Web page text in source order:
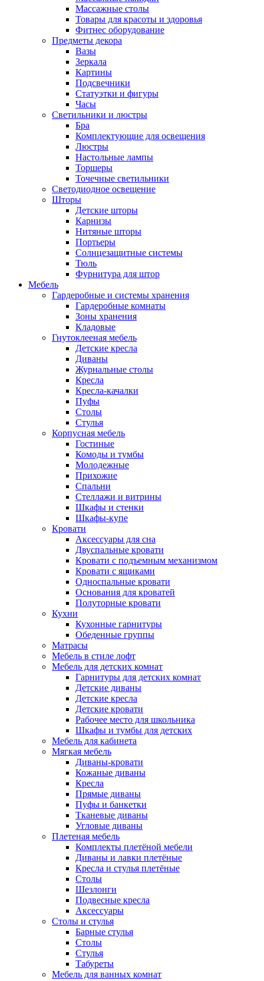
Массажные столы
Товары для красоты и здоровья
Фитнес оборудование
Предметы декора
Вазы
Зеркала
Картины
Подсвечники
Статуэтки и фигуры
Часы
Светильники и люстры
Бра
Комплектующие для освещения
Люстры
Настольные лампы
Торшеры
Точечные светильники
Светодиодное освещение
Шторы
Детские шторы
Карнизы
Нитяные шторы
Портьеры
Солнцезащитные системы
Тюль
Фурнитура для штор
Мебель
Гардеробные и системы хранения
Гардеробные комнаты
Зоны хранения
Кладовые
Гнутоклееная мебель
Детские кресла
Диваны
Журнальные столы
Кресла
Кресла-качалки
Пуфы
Столы
Стулья
Корпусная мебель
Гостиные
Комоды и тумбы
Молодежные
Прихожие
Спальни
Стеллажи и витрины
Шкафы и стенки
Шкафы-купе
Кровати
Аксессуары для сна
Двуспальные кровати
Кровати с подъемным механизмом
Кровати с ящиками
Односпальные кровати
Основания для кроватей
Полуторные кровати
Кухни
Кухонные гарнитуры
Обеденные группы
Матрасы
Мебель в стиле лофт
Мебель для детских комнат
Гарнитуры для детских комнат
Детские диваны
Детские кресла
Детские кровати
Рабочее место для школьника
Шкафы и тумбы для детских
Мебель для кабинета
Мягкая мебель
Диваны-кровати
Кожаные диваны
Кресла
Прямые диваны
Пуфы и банкетки
Тканевые диваны
Угловые диваны
Плетеная мебель
Комплекты плетёной мебели
Диваны и лавки плетёные
Кресла и стулья плетёные
Столы
Шезлонги
Подвесные кресла
Аксессуары
Столы и стулья
Барные стулья
Столы
Стулья
Табуреты
Мебель для ванных комнат